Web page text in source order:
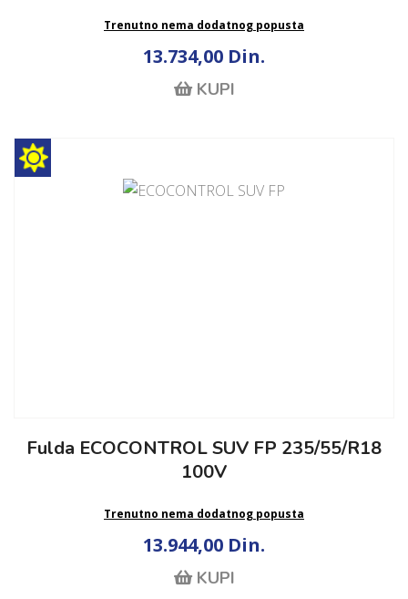
Trenutno nema dodatnog popusta
13.734,00 Din.
KUPI
Fulda ECOCONTROL SUV FP 235/55/R18
100V
Trenutno nema dodatnog popusta
13.944,00 Din.
KUPI